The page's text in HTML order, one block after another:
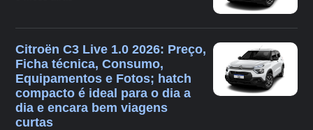
Citroën C3 Live 1.0 2026: Preço,
Ficha técnica, Consumo,
Equipamentos e Fotos; hatch
compacto é ideal para o dia a
dia e encara bem viagens
curtas